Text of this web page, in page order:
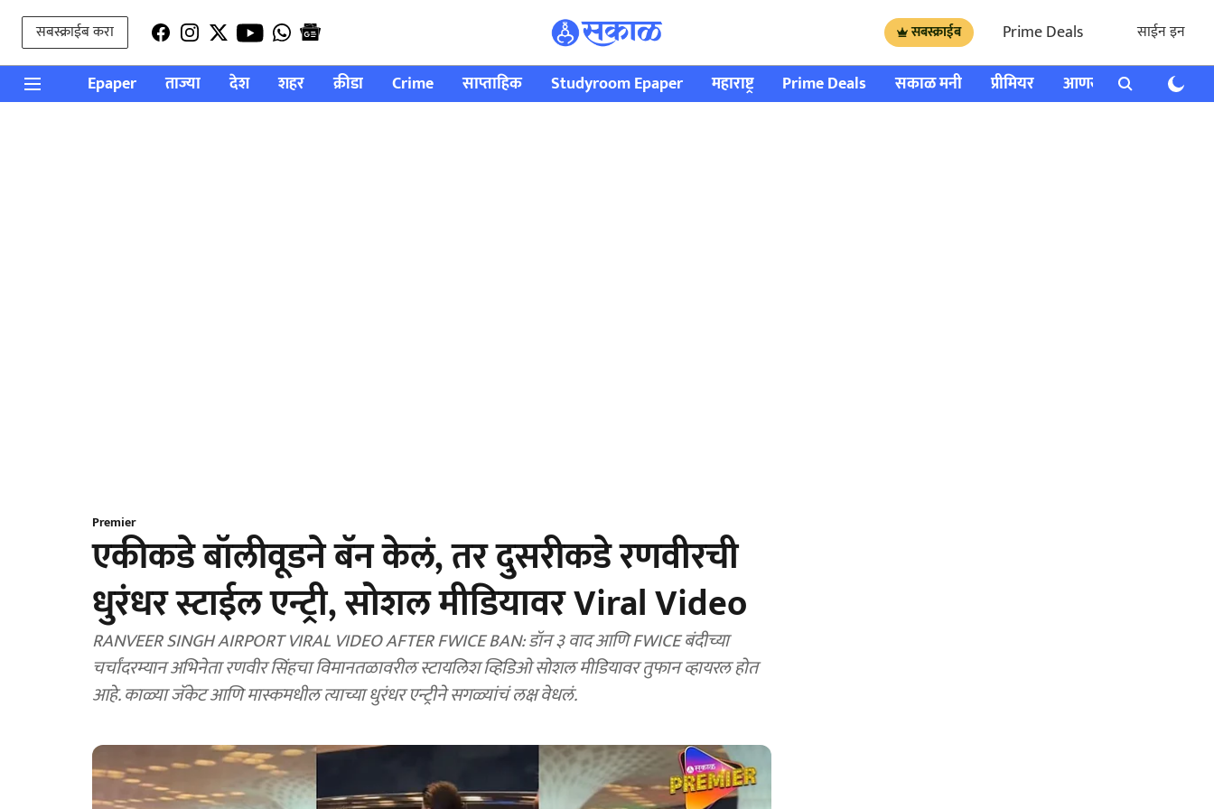
सबस्क्राईब करा सबस्क्राईब Prime Deals साईन इन
Epaper ताज्या देश शहर क्रीडा Crime साप्ताहिक Studyroom Epaper महाराष्ट्र Prime Deals सकाळ मनी प्रीमियर आणखी राशी भविष्य
Premier
एकीकडे बॉलीवूडने बॅन केलं, तर दुसरीकडे रणवीरची
धुरंधर स्टाईल एन्ट्री, सोशल मीडियावर Viral Video
RANVEER SINGH AIRPORT VIRAL VIDEO AFTER FWICE BAN: डॉन ३ वाद आणि FWICE बंदीच्या
चर्चांदरम्यान अभिनेता रणवीर सिंहचा विमानतळावरील स्टायलिश व्हिडिओ सोशल मीडियावर तुफान व्हायरल होत
आहे. काळ्या जॅकेट आणि मास्कमधील त्याच्या धुरंधर एन्ट्रीने सगळ्यांचं लक्ष वेधलं.